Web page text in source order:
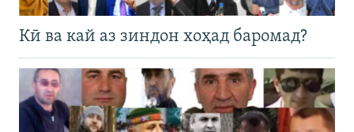
Кӣ ва кай аз зиндон хоҳад баромад?